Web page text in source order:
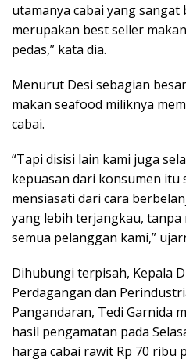
utamanya cabai yang sangat
merupakan best seller
pedas,” kata dia.
Menurut Desi sebagian
makan seafood miliknya
cabai.
“Tapi disisi lain kami juga
kepuasan dari konsumen itu
mensiasati dari cara
yang lebih terjangkau, tanpa
semua pelanggan kami,”
Dihubungi terpisah, Kepala
Perdagangan dan
Pangandaran, Tedi Garnida
hasil pengamatan pada
harga cabai rawit Rp 70 ribu